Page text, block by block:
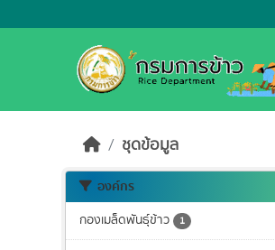
ชุดข้อมูล
องค์กร
กองเมล็ดพันธุ์ข้าว 1